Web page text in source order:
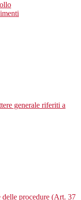
generale riferiti a
delle procedure (Art. 37